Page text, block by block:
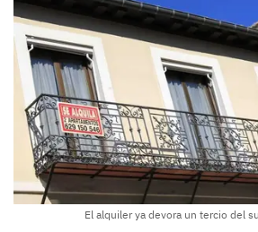
El alquiler ya devora un tercio del